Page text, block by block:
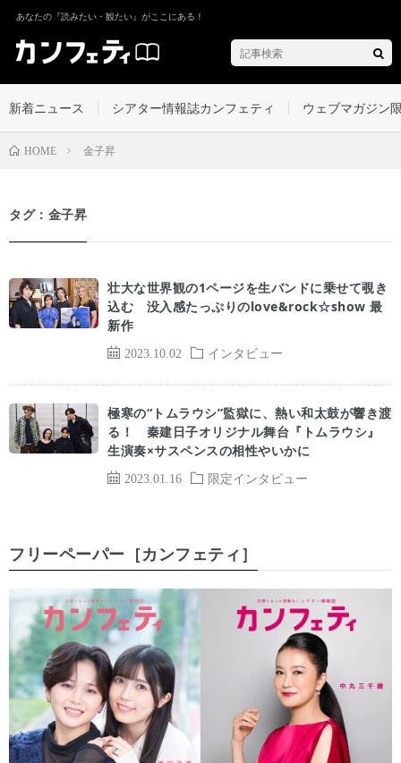
あなたの『読みたい・観たい』がここにある！
新着ニュース シアター情報誌カンフェティ ウェブマガジン
HOME 金子昇
タグ：金子昇
2023.10.02 インタビュー
壮大な世界観の1ページを生バンドに乗せて覗き
込む 没入感たっぷりのlove&rock☆show 最
新作
2023.01.16 限定インタビュー
極寒の“トムラウシ”監獄に、熱い和太鼓が響き渡
る！ 秦建日子オリジナル舞台『トムラウシ』
生演奏×サスペンスの相性やいかに
フリーペーパー［カンフェティ］